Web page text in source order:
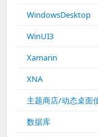
WindowsDesktop
WinUI3
Xamarin
XNA
主题商店/动态桌面
数据库